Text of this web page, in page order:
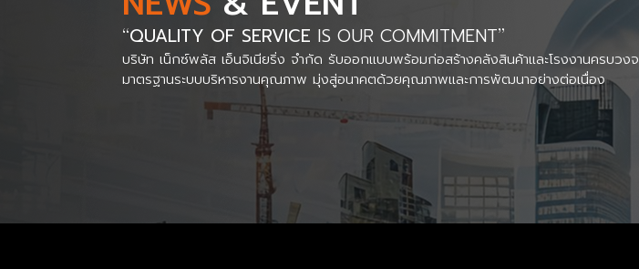
QUALITY OF SERVICE IS OUR COMMITMENT
บริษัท เน็กซ์พลัส เอ็นจิเนียริ่ง จำกัด รับออกแบบพร้อมก่อสร้างคลังสินค้าและโรงงานครบวง
มาตรฐานระบบบริหารงานคุณภาพ มุ่งสู่อนาคตด้วยคุณภาพและการพัฒนาอย่างต่อเนื่อง